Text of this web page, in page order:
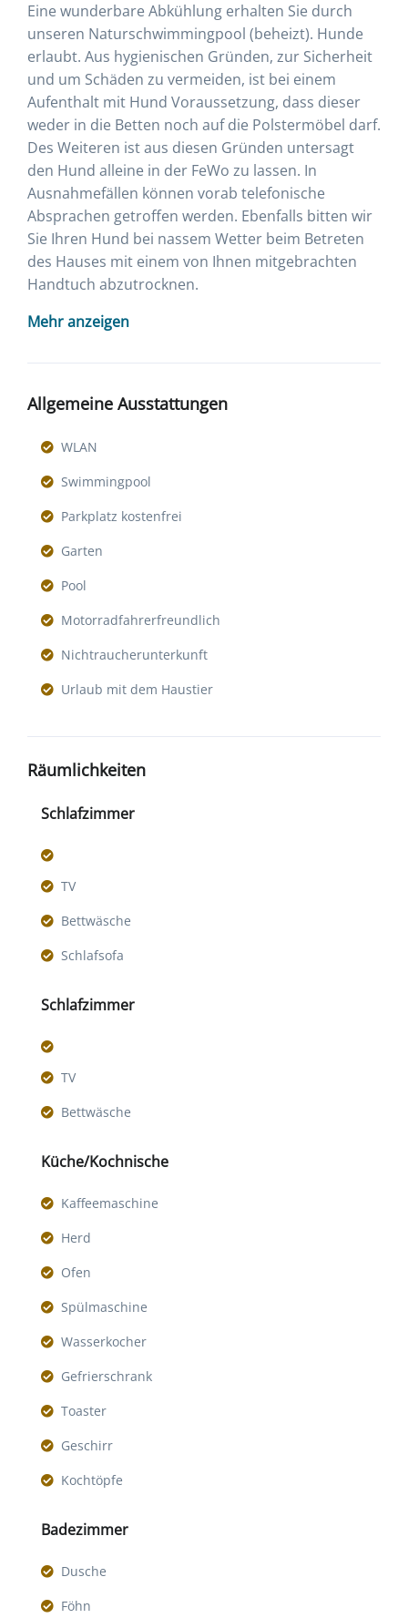
Eine wunderbare Abkühlung erhalten Sie durch
unseren Naturschwimmingpool (beheizt). Hunde
erlaubt. Aus hygienischen Gründen, zur Sicherheit
und um Schäden zu vermeiden, ist bei einem
Aufenthalt mit Hund Voraussetzung, dass dieser
weder in die Betten noch auf die Polstermöbel darf.
Des Weiteren ist aus diesen Gründen untersagt
den Hund alleine in der FeWo zu lassen. In
Ausnahmefällen können vorab telefonische
Absprachen getroffen werden. Ebenfalls bitten wir
Sie Ihren Hund bei nassem Wetter beim Betreten
des Hauses mit einem von Ihnen mitgebrachten
Handtuch abzutrocknen.
Mehr anzeigen
Allgemeine Ausstattungen
WLAN
Swimmingpool
Parkplatz kostenfrei
Garten
Pool
Motorradfahrerfreundlich
Nichtraucherunterkunft
Urlaub mit dem Haustier
Räumlichkeiten
Schlafzimmer
TV
Bettwäsche
Schlafsofa
Schlafzimmer
TV
Bettwäsche
Küche/Kochnische
Kaffeemaschine
Herd
Ofen
Spülmaschine
Wasserkocher
Gefrierschrank
Toaster
Geschirr
Kochtöpfe
Badezimmer
Dusche
Föhn